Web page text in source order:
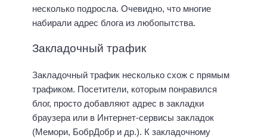
несколько подросла. Очевидно, что многие
набирали адрес блога из любопытства.
Закладочный трафик
Закладочный трафик несколько схож с прямым
трафиком. Посетители, которым понравился
блог, просто добавляют адрес в закладки
браузера или в Интернет-сервисы закладок
(Мемори, БобрДобр и др.). К закладочному